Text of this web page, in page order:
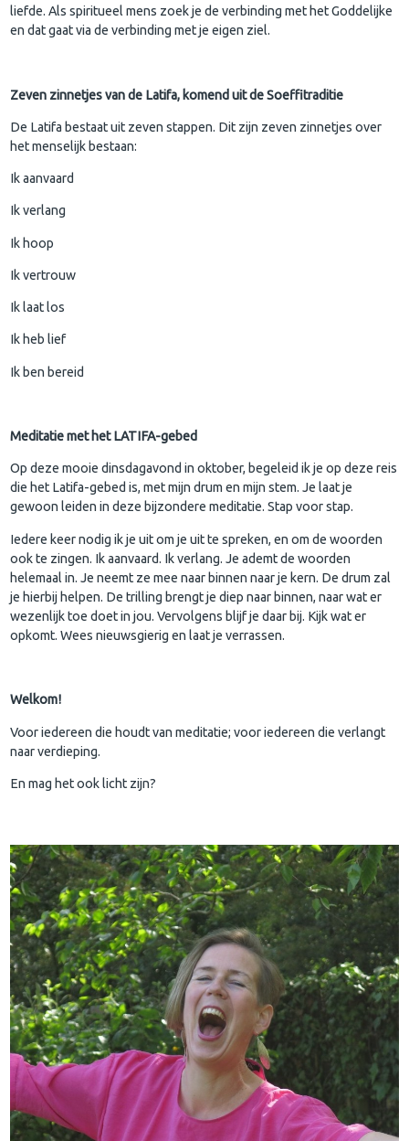
liefde. Als spiritueel mens zoek je de verbinding met het Goddelijke
en dat gaat via de verbinding met je eigen ziel.
Zeven zinnetjes van de Latifa, komend uit de Soeffitraditie
De Latifa bestaat uit zeven stappen. Dit zijn zeven zinnetjes over
het menselijk bestaan:
Ik aanvaard
Ik verlang
Ik hoop
Ik vertrouw
Ik laat los
Ik heb lief
Ik ben bereid
Meditatie met het LATIFA-gebed
Op deze mooie dinsdagavond in oktober, begeleid ik je op deze reis
die het Latifa-gebed is, met mijn drum en mijn stem. Je laat je
gewoon leiden in deze bijzondere meditatie. Stap voor stap.
Iedere keer nodig ik je uit om je uit te spreken, en om de woorden
ook te zingen. Ik aanvaard. Ik verlang. Je ademt de woorden
helemaal in. Je neemt ze mee naar binnen naar je kern. De drum zal
je hierbij helpen. De trilling brengt je diep naar binnen, naar wat er
wezenlijk toe doet in jou. Vervolgens blijf je daar bij. Kijk wat er
opkomt. Wees nieuwsgierig en laat je verrassen.
Welkom!
Voor iedereen die houdt van meditatie; voor iedereen die verlangt
naar verdieping.
En mag het ook licht zijn?